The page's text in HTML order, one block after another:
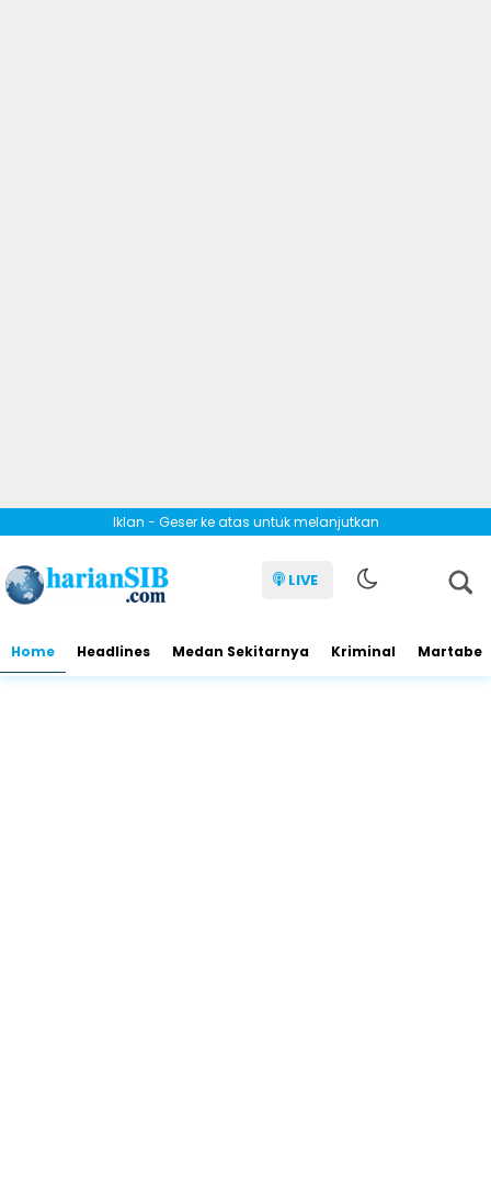
Iklan - Geser ke atas untuk melanjutkan
LIVE
Home Headlines Medan Sekitarnya Kriminal Martabe